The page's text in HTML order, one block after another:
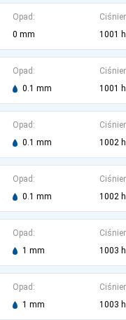
Opad:
0 mm
1001
Opad:
0.1 mm
1001
Opad:
0.1 mm
1002
Opad:
0.1 mm
1002
Opad:
1 mm
1003
Opad:
1 mm
1003